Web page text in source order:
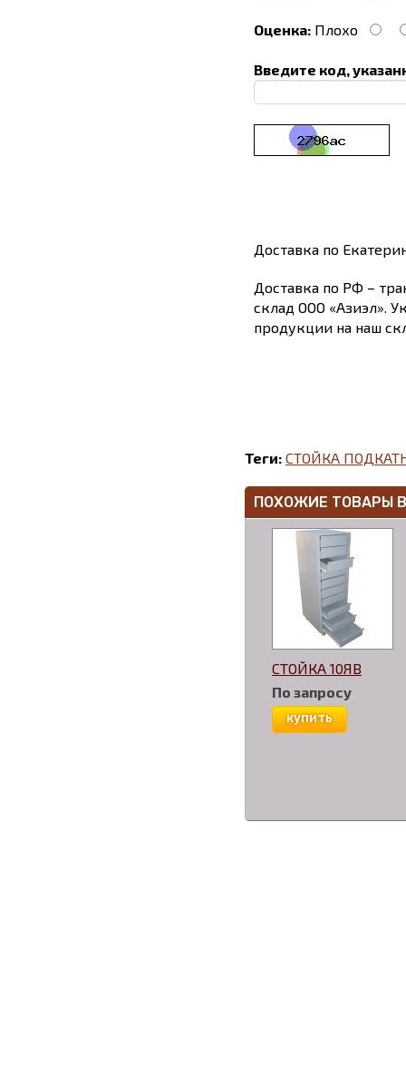
Оценка: Плохо
Введите код,
Доставка по
Доставка по РФ –
склад ООО «Азиэл».
продукции на наш
Теги: СТОЙКА
ПОХОЖИЕ ТОВАРЫ
СТОЙКА 10ЯВ
По запросу
купить